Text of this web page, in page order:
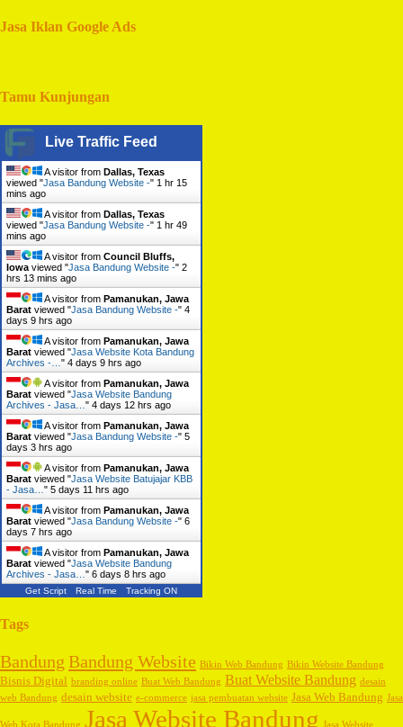
Jasa Iklan Google Ads
Tamu Kunjungan
Live Traffic Feed
A visitor from Dallas, Texas
viewed "Jasa Bandung Website -" 1 hr 15
mins ago
A visitor from Dallas, Texas
viewed "Jasa Bandung Website -" 1 hr 49
mins ago
A visitor from Council Bluffs,
Iowa viewed "Jasa Bandung Website -" 2
hrs 13 mins ago
A visitor from Pamanukan, Jawa
Barat viewed "Jasa Bandung Website -" 4
days 9 hrs ago
A visitor from Pamanukan, Jawa
Barat viewed "Jasa Website Kota Bandung
Archives -… " 4 days 9 hrs ago
A visitor from Pamanukan, Jawa
Barat viewed "Jasa Website Bandung
Archives - Jasa… " 4 days 12 hrs ago
A visitor from Pamanukan, Jawa
Barat viewed "Jasa Bandung Website -" 5
days 3 hrs ago
A visitor from Pamanukan, Jawa
Barat viewed "Jasa Website Batujajar KBB
- Jasa… " 5 days 11 hrs ago
A visitor from Pamanukan, Jawa
Barat viewed "Jasa Bandung Website -" 6
days 7 hrs ago
A visitor from Pamanukan, Jawa
Barat viewed "Jasa Website Bandung
Archives - Jasa… " 6 days 8 hrs ago
Get Script Real Time Tracking ON
Tags
Bandung Bandung Website Bikin Web Bandung Bikin Website Bandung
Bisnis Digital branding online Buat Web Bandung Buat Website Bandung desain
web Bandung desain website e-commerce jasa pembuatan website Jasa Web Bandung Jasa
Web Kota Bandung Jasa Website Bandung Jasa Website